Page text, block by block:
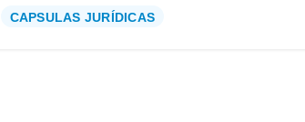
CAPSULAS JURÍDICAS